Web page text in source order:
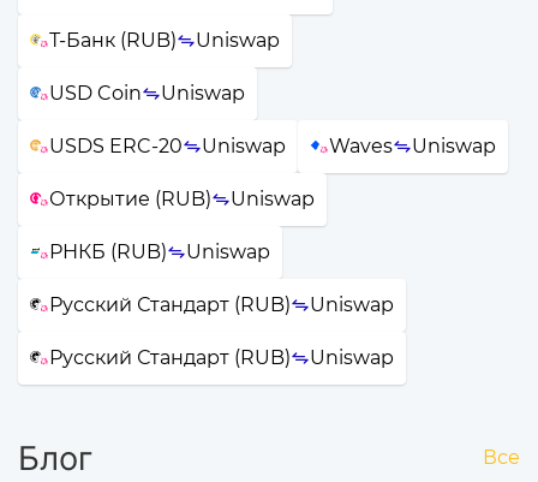
Т-Банк (RUB) Uniswap
USD Coin Uniswap
USDS ERC-20 Uniswap Waves Uniswap
Открытие (RUB) Uniswap
РНКБ (RUB) Uniswap
Русский Стандарт (RUB) Uniswap
Русский Стандарт (RUB) Uniswap
Блог Все